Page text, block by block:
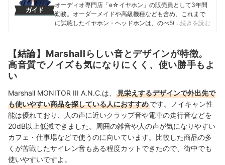
ガイド
オーディオ専門店「e☆イヤホン」の販売員として3年間
勤務。オーダーメイドや高級機種なども含め、これまで
に試聴したイヤホン・ヘッドホンは、のべ500種類を超
持っている。 その後、2023年にmybestへ入社し、豊富
な知識を活かしてオーディオ・ビジュアル機器のガイド
を担当。「顧客のニーズを真摯に考えて提案する」をモ
原豪士（Goshi Hara）のプロフィール
…続きを読む
【結論】Marshallらしい音とデザインが特徴。
高音質でノイズも気になりにくく、使い勝手もよ
い
Marshall MONITOR III A.N.C.は、
見栄えするデザインで外出先で
も使いやすい商品を探している人におすすめです。ノイキャン性
能は優れており、人の声に近いクラップ音や電車の走行音などを
20dB以上低減できました。
周囲の雑音や人の声が気になりやすい
カフェ・仕事場などで使うのに向いています。比較した商品の多
くが苦戦したサイレン音もある程度カットできたので、街中でも
使いやすいですよ。